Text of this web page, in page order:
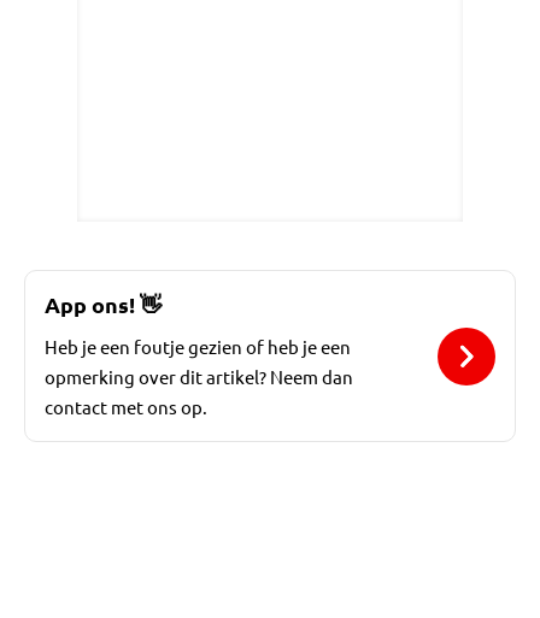
App ons!👋
Heb je een foutje gezien of heb je een
opmerking over dit artikel? Neem dan
contact met ons op.